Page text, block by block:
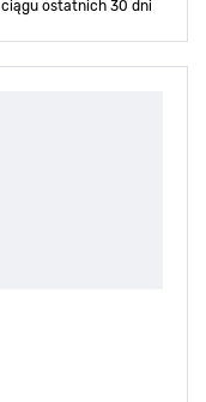
ostatnich 30 dni